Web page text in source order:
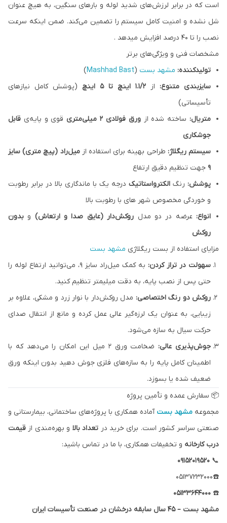
است که در برابر لرزش‌های شدید لوله و بارهای سنگین، به هیچ عنوان
شل نشده و امنیت کامل سیستم را تضمین می‌کند. ضمن اینکه سرعت
نصب را تا 40 درصد افزایش میدهد .
مشخصات فنی و ویژگی‌های برتر
تولیدکننده: مشهد بست (
Mashhad Bast
)
سایزبندی متنوع: از ۱.۱/۲ اینچ تا ۵ اینچ
(پوشش کامل نیازهای
تأسیساتی)
متریال:ساخته شده ازورق فولادی ۲ میلی‌متری قوی و پایه‌ی قابل
جوشکاری
سیستم ریگلاژ: طراحی بهینه برای استفاده ازمیل‌راد (پیچ متری) سایز
۹ جهت تنظیم دقیق ارتفاع
پوشش: رنگ الکترواستاتیک درجه یک با ماندگاری بالا در برابر رطوبت
و خوردگی مخصوص شهر های با رطوبت بالا
انواع:عرضه در دو مدل روکش‌دار (عایق صدا و ارتعاش) و بدون
روکش
مزایای استفاده از بست ریگلاژی مشهد بست
سهولت در تراز کردن:
به کمک میل‌راد سایز ۹، می‌توانید ارتفاع لوله را
حتی پس از نصب پایه، به دقت میلیمتر تنظیم کنید.
روکش دو رنگ اختصاصی: مدل روکش‌دار با نوار زرد و مشکی، علاوه بر
زیبایی، به عنوان یک لرزه‌گیر عالی عمل کرده و مانع از انتقال صدای
حرکت سیال به سازه می‌شود.
جوش‌پذیری عالی:
ضخامت ورق ۲ میل این امکان را می‌دهد که با
اطمینان کامل پایه را به سازه‌های فلزی جوش دهید بدون اینکه ورق
ضعیف شده یا بسوزد.
📦 سفارش عمده و تأمین پروژه
مجموعه مشهد بست آماده همکاری با پروژه‌های ساختمانی، بیمارستانی و
صنعتی سراسر کشور است. برای خرید در تعداد بالا و بهره‌مندی از قیمت
درب کارخانه و تخفیفات همکاری، با ما در تماس باشید:
📞 ۰۹۱۵۲۰۱۹۵۲۰
☎️05137232000
☎️ ۰۵۱۳۳۶۴۴۰۰۰
مشهد بست – ۴۵ سال سابقه درخشان در صنعت تأسیسات ایران